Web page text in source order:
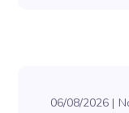
06/08/2026